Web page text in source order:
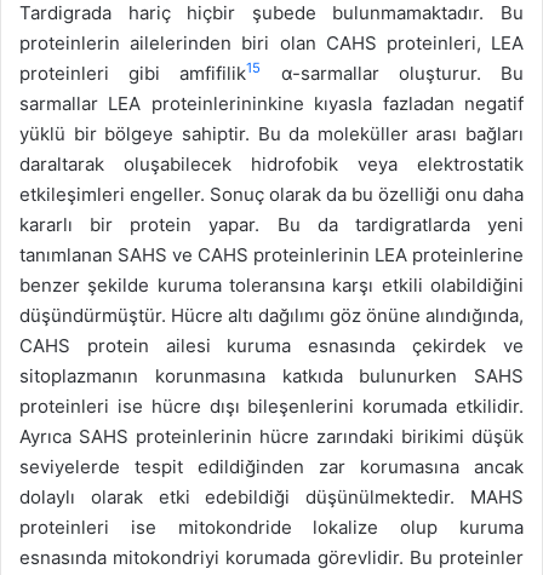
Tardigrada hariç hiçbir şubede bulunmamaktadır. Bu
proteinlerin ailelerinden biri olan CAHS proteinleri, LEA
proteinleri gibi amfifilik15
α-sarmallar oluşturur. Bu
sarmallar LEA proteinlerininkine kıyasla fazladan negatif
yüklü bir bölgeye sahiptir. Bu da moleküller arası bağları
daraltarak oluşabilecek hidrofobik veya elektrostatik
etkileşimleri engeller. Sonuç olarak da bu özelliği onu daha
kararlı bir protein yapar. Bu da tardigratlarda yeni
tanımlanan SAHS ve CAHS proteinlerinin LEA proteinlerine
benzer şekilde kuruma toleransına karşı etkili olabildiğini
düşündürmüştür. Hücre altı dağılımı göz önüne alındığında,
CAHS protein ailesi kuruma esnasında çekirdek ve
sitoplazmanın korunmasına katkıda bulunurken SAHS
proteinleri ise hücre dışı bileşenlerini korumada etkilidir.
Ayrıca SAHS proteinlerinin hücre zarındaki birikimi düşük
seviyelerde tespit edildiğinden zar korumasına ancak
dolaylı olarak etki edebildiği düşünülmektedir. MAHS
proteinleri ise mitokondride lokalize olup kuruma
esnasında mitokondriyi korumada görevlidir. Bu proteinler